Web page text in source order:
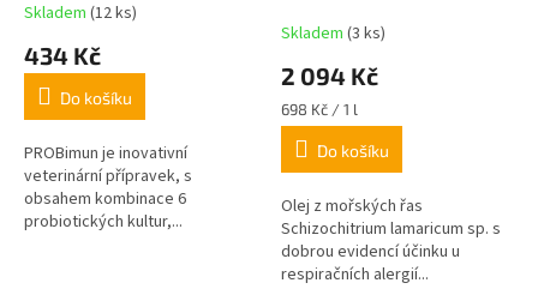
Průměrné
produktu
5,0
5
hvězdiček.
Skladem (12 ks)
434 Kč
Do košíku
PROBimun je inovativní
veterinární přípravek, s
obsahem kombinace 6
probiotických kultur,...
Skladem (3 ks)
2 094 Kč
Měrná
cena:
698 Kč / 1 l
Do košíku
Olej z mořských řas
Schizochitrium lamaricum sp. s
dobrou evidencí účinku u
respiračních alergií...